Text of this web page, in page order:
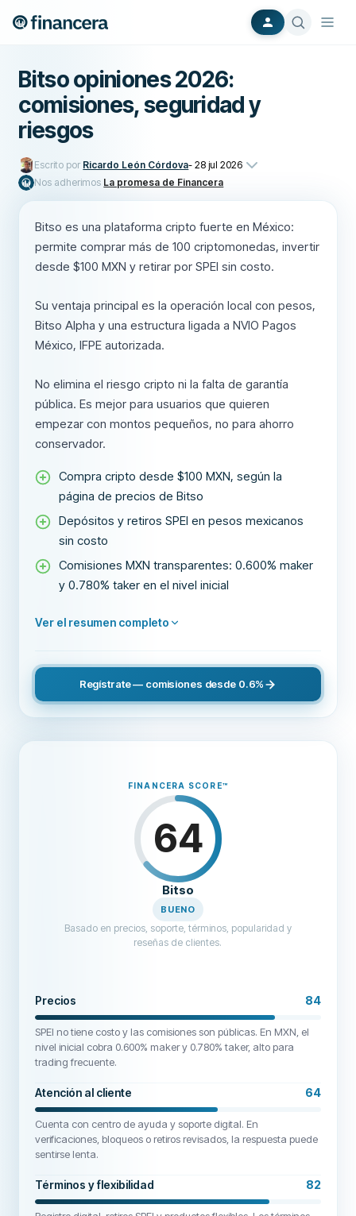
Bitso opiniones 2026:
comisiones, seguridad y
riesgos
Escrito por Ricardo León Córdova-28 jul 2026
Nos adherimos La promesa de Financera
Bitso es una plataforma cripto fuerte en México:
permite comprar más de 100 criptomonedas, invertir
desde $100 MXN y retirar por SPEI sin costo.
Su ventaja principal es la operación local con pesos,
Bitso Alpha y una estructura ligada a NVIO Pagos
México, IFPE autorizada.
No elimina el riesgo cripto ni la falta de garantía
pública. Es mejor para usuarios que quieren
empezar con montos pequeños, no para ahorro
conservador.
Compra cripto desde $100 MXN, según la
página de precios de Bitso
Depósitos y retiros SPEI en pesos mexicanos
sin costo
Comisiones MXN transparentes: 0.600% maker
y 0.780% taker en el nivel inicial
Ver el resumen completo
Regístrate — comisiones desde 0.6%
FINANCERA SCORE™
64
Bitso
BUENO
Basado en precios, soporte, términos, popularidad y
reseñas de clientes.
Precios 84
SPEI no tiene costo y las comisiones son públicas. En MXN, el
nivel inicial cobra 0.600% maker y 0.780% taker, alto para
trading frecuente.
Atención al cliente 64
Cuenta con centro de ayuda y soporte digital. En
verificaciones, bloqueos o retiros revisados, la respuesta puede
sentirse lenta.
Términos y flexibilidad 82